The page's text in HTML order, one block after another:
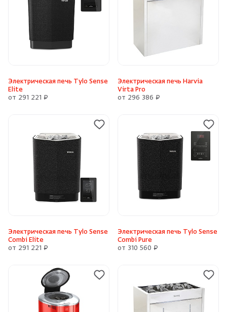
Электрическая печь Tylo Sense
Elite
от 291 221 ₽
Электрическая печь Harvia
Virta Pro
от 296 386 ₽
Электрическая печь Tylo Sense
Combi Elite
от 291 221 ₽
Электрическая печь Tylo Sense
Combi Pure
от 310 560 ₽